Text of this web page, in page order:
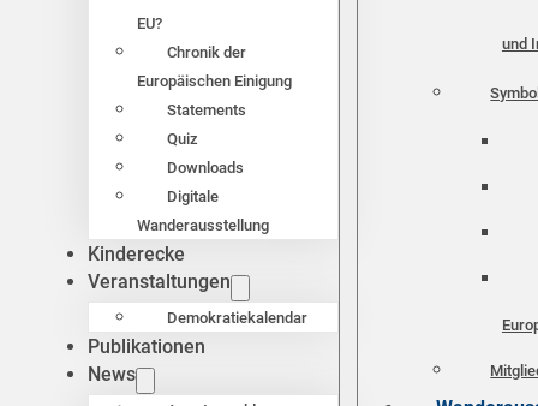
EU?
Chronik der
Europäischen Einigung
Statements
Quiz
Downloads
Digitale
Wanderausstellung
Kinderecke
Veranstaltungen
Demokratiekalendar
Publikationen
News
und